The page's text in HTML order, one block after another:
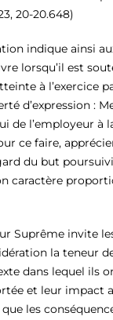
20-20.648)
indique ainsi
lorsqu’il est
à l’exercice
d’expression :
de l’employeur à
ce faire,
du but
caractère
Suprême invite
la teneur
dans lequel ils
et leur impact
les